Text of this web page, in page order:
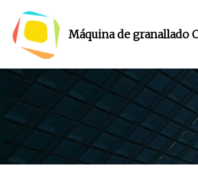
Máquina de granallado